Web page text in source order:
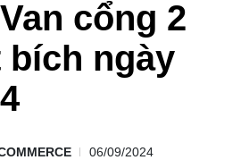
cổng 2
bích ngày
06/09/2024